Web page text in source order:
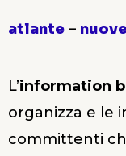
atlante –
L’information
organizza e le
committenti